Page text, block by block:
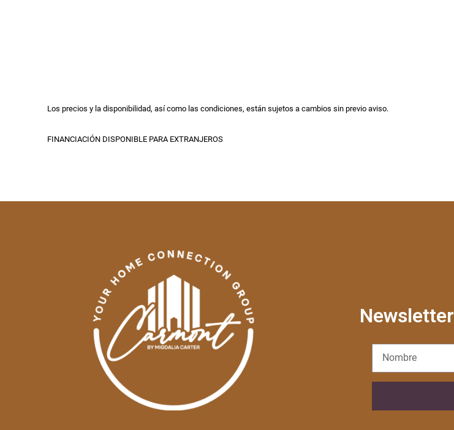
Los precios y la disponibilidad, así como las condiciones, están sujetos a cambios sin previo aviso.
FINANCIACIÓN DISPONIBLE PARA EXTRANJEROS
Newsletter